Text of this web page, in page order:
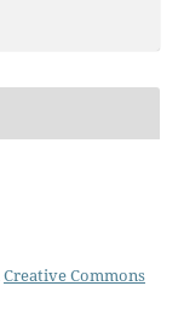
Creative Commons